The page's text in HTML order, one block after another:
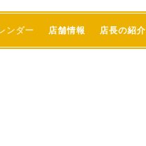
ンダー 店舗情報 店長の紹介